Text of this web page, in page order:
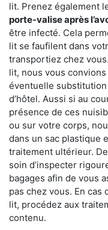
lit. Prenez également
porte-valise après
être infecté. Cela
lit se faufilent dans
transportiez chez
lit, nous vous
éventuelle
d’hôtel. Aussi si au
présence de ces
ou sur votre corps,
dans un sac plastique
traitement ultérieur.
soin d’inspecter
bagages afin de vous
pas chez vous. En cas
lit, procédez aux
contenu.